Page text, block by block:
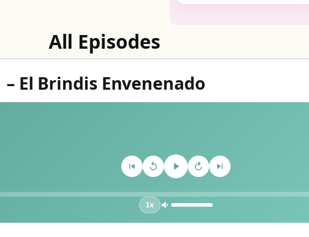
All Episodes
– El Brindis Envenenado
1x